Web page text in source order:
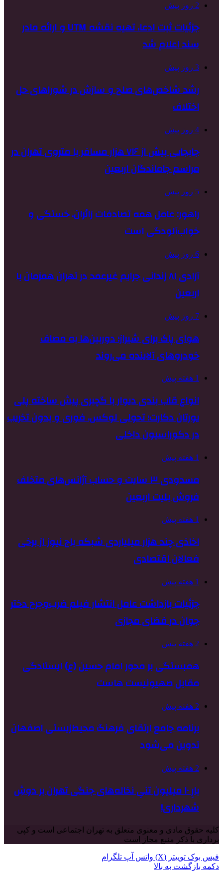
2 روز پیش
جزئیات ثبت ادعا، تهیه نقشه UTM و ارائه مادر
سند اعلام شد
3 روز پیش
رشد شاخص‌های صلح و سازش در شوراهای حل
اختلاف
4 روز پیش
جابجایی بیش از ۷۱۶ هزار مسافر با متروی تهران در
مراسم جاماندگان اربعین
5 روز پیش
راهور: عامل همه تصادفات زائران، خستگی و
خواب‌آلودگی است
6 روز پیش
آزادی ۸۱ زندانی جرایم غیرعمد در تهران همزمان با
اربعین
7 روز پیش
هوای پاک برای شیراز؛ دوربین‌ها به مصاف
خودروهای آلاینده می‌روند
1 هفته پیش
انواع قاب بندی دیوار با گچبری پیش ساخته پلی
یورتان دکارت؛ تحولی لوکس، فوری و بدون تخریب
در دکوراسیون داخلی
1 هفته پیش
مسدودی ۳ سایت و حساب آژانس‌های متخلف
فروش بلیت اربعین
1 هفته پیش
اخاذی چند هزار میلیاردی شبکه باج نیوز از برخی
فعالان اقتصادی
1 هفته پیش
جزئیات بازداشت عامل انتشار فیلم ضرب‌وجرح دختر
جوان در فضای مجازی
2 هفته پیش
همبستگی بر محور امام حسین (ع) ایستادگی
مقابل صهیونیست هاست
2 هفته پیش
برنامه جامع ارتقای فرهنگ محیط‌زیستی اصفهان
تدوین می‌شود
2 هفته پیش
بارِ ۱۰ میلیون تنیِ نخاله‌های جنگی تهران بر دوشِ
شهرداری!
کلیه حقوق مادی و معنوی متعلق به تهران اجتماعی است و کپی
برداری با ذکر منبع مجاز است
فیس بوک توییتر (X) واتس آپ تلگرام
دکمه بازگشت به بالا